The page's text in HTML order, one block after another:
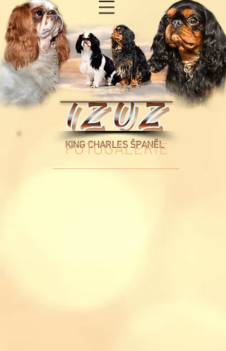
KING CHARLES ŠPANĚL
FOTOGALERIE